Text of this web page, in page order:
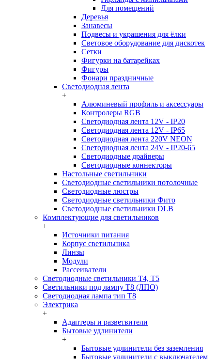
Для помещений
Деревья
Занавесы
Подвесы и украшения для ёлки
Световое оборудование для дискотек
Сетки
Фигурки на батарейках
Фигуры
Фонари праздничные
Светодиодная лента
+
Алюминевый профиль и аксессуары
Контролеры RGB
Светодиодная лента 12V - IP20
Светодиодная лента 12V - IP65
Светодиодная лента 220V NEON
Светодиодная лента 24V - IP20-65
Светодиодные драйверы
Светодиодные коннекторы
Настольные светильники
Светодиодные светильники потолочные
Светодиодные люстры
Светодиодные светильники Фито
Светодиодные светильники DLB
Комплектующие для светильников
+
Источники питания
Корпус светильника
Линзы
Модули
Рассеиватели
Светодиодные светильники T4, T5
Светильники под лампу Т8 (ЛПО)
Светодиодная лампа тип T8
Электрика
+
Адаптеры и разветвители
Бытовые удлинители
+
Бытовые удлинители без заземления
Бытовые удлинители с выключателем